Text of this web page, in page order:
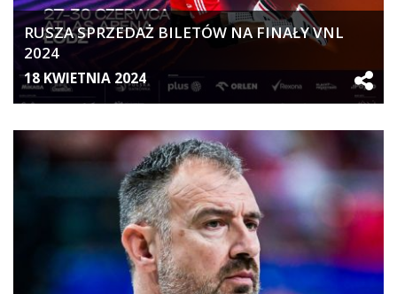
RUSZA SPRZEDAŻ BILETÓW NA FINAŁY VNL
2024
18 KWIETNIA 2024